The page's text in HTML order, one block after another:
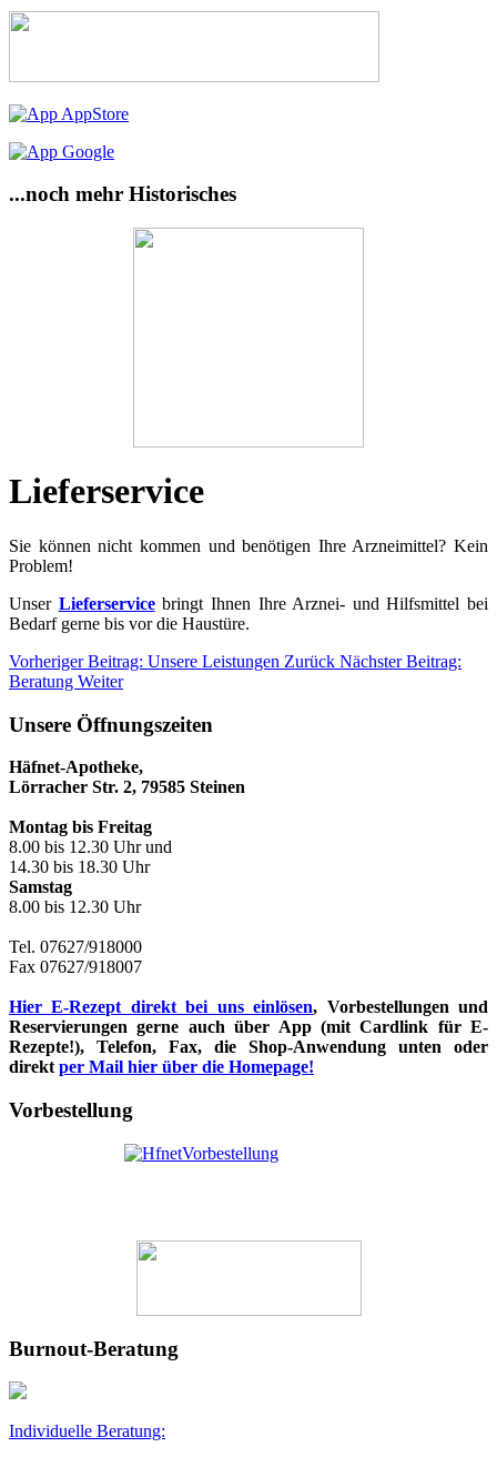
...noch mehr Historisches
Lieferservice
Sie können nicht kommen und benötigen Ihre Arzneimittel? Kein
Problem!
Unser Lieferservicebringt Ihnen Ihre Arznei- und Hilfsmittel bei
Bedarf gerne bis vor die Haustüre.
Vorheriger Beitrag: Unsere Leistungen Zurück Nächster Beitrag:
Beratung Weiter
Unsere Öffnungszeiten
Häfnet-Apotheke,
Lörracher Str. 2, 79585 Steinen
Montag bis Freitag
8.00 bis 12.30 Uhr und
14.30 bis 18.30 Uhr
Samstag
8.00 bis 12.30 Uhr
Tel. 07627/918000
Fax 07627/918007
Hier E-Rezept direkt bei uns einlösen, Vorbestellungen und
Reservierungen gerne auch über App (mit Cardlink für E-
Rezepte!), Telefon, Fax, die Shop-Anwendung unten oder
direkt per Mail hier über die Homepage!
Vorbestellung
Burnout-Beratung
Individuelle Beratung: